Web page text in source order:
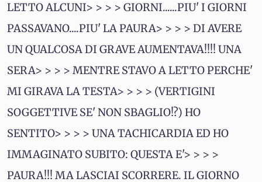
LETTO ALCUNI> > > > GIORNI......PIU' I GIORNI
PASSAVANO....PIU' LA PAURA> > > > DI AVERE
UN QUALCOSA DI GRAVE AUMENTAVA!!!! UNA
SERA> > > > MENTRE STAVO A LETTO PERCHE'
MI GIRAVA LA TESTA> > > > (VERTIGINI
SOGGETTIVE SE' NON SBAGLIO!?) HO
SENTITO> > > > UNA TACHICARDIA ED HO
IMMAGINATO SUBITO: QUESTA E'> > > >
PAURA!!! MA LASCIAI SCORRERE. IL GIORNO